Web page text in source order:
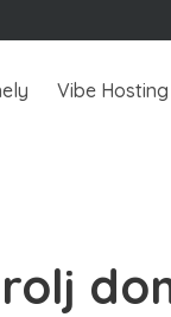
Vibe Hosting